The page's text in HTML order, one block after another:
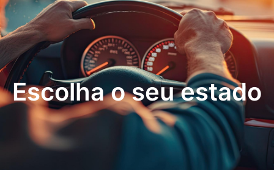
Escolha o seu estado